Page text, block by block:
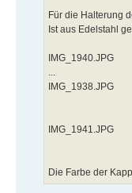
Für die Halterung
Ist aus Edelstahl
IMG_1940.JPG
...
IMG_1938.JPG
IMG_1941.JPG
Die Farbe der